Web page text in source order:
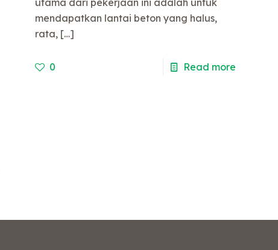
utama dari pekerjaan ini adalah untuk
mendapatkan lantai beton yang halus,
rata,[…]
0 Read more